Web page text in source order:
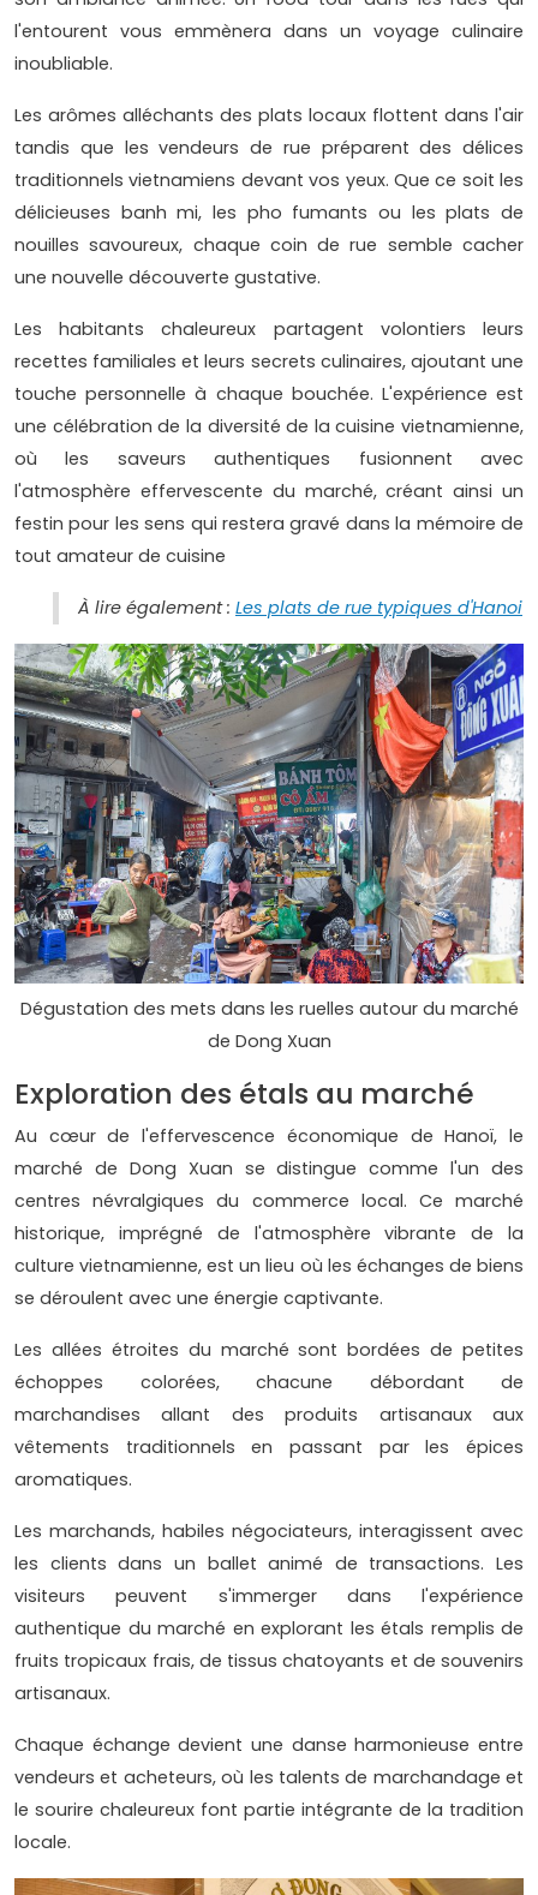
l'entourent vous emmènera dans un voyage culinaire
inoubliable.
Les arômes alléchants des plats locaux flottent dans l'air
tandis que les vendeurs de rue préparent des délices
traditionnels vietnamiens devant vos yeux. Que ce soit les
délicieuses banh mi, les pho fumants ou les plats de
nouilles savoureux, chaque coin de rue semble cacher
une nouvelle découverte gustative.
Les habitants chaleureux partagent volontiers leurs
recettes familiales et leurs secrets culinaires, ajoutant une
touche personnelle à chaque bouchée. L'expérience est
une célébration de la diversité de la cuisine vietnamienne,
où les saveurs authentiques fusionnent avec
l'atmosphère effervescente du marché, créant ainsi un
festin pour les sens qui restera gravé dans la mémoire de
tout amateur de cuisine
À lire également : Les plats de rue typiques d'Hanoi
Dégustation des mets dans les ruelles autour du marché
de Dong Xuan
Exploration des étals au marché
Au cœur de l'effervescence économique de Hanoï, le
marché de Dong Xuan se distingue comme l'un des
centres névralgiques du commerce local. Ce marché
historique, imprégné de l'atmosphère vibrante de la
culture vietnamienne, est un lieu où les échanges de biens
se déroulent avec une énergie captivante.
Les allées étroites du marché sont bordées de petites
échoppes colorées, chacune débordant de
marchandises allant des produits artisanaux aux
vêtements traditionnels en passant par les épices
aromatiques.
Les marchands, habiles négociateurs, interagissent avec
les clients dans un ballet animé de transactions. Les
visiteurs peuvent s'immerger dans l'expérience
authentique du marché en explorant les étals remplis de
fruits tropicaux frais, de tissus chatoyants et de souvenirs
artisanaux.
Chaque échange devient une danse harmonieuse entre
vendeurs et acheteurs, où les talents de marchandage et
le sourire chaleureux font partie intégrante de la tradition
locale.